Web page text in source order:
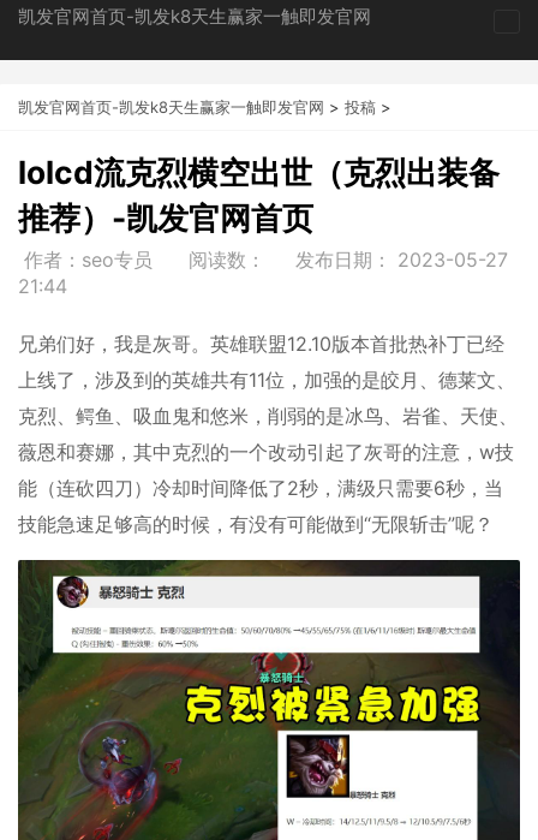
凯发官网首页-凯发k8天生赢家一触即发官网
凯发官网首页-凯发k8天生赢家一触即发官网 > 投稿 >
lolcd流克烈横空出世（克烈出装备
推荐）-凯发官网首页
作者：seo专员 阅读数： 发布日期： 2023-05-27
21:44
兄弟们好，我是灰哥。英雄联盟12.10版本首批热补丁已经
上线了，涉及到的英雄共有11位，加强的是皎月、德莱文、
克烈、鳄鱼、吸血鬼和悠米，削弱的是冰鸟、岩雀、天使、
薇恩和赛娜，其中克烈的一个改动引起了灰哥的注意，w技
能（连砍四刀）冷却时间降低了2秒，满级只需要6秒，当
技能急速足够高的时候，有没有可能做到“无限斩击”呢？